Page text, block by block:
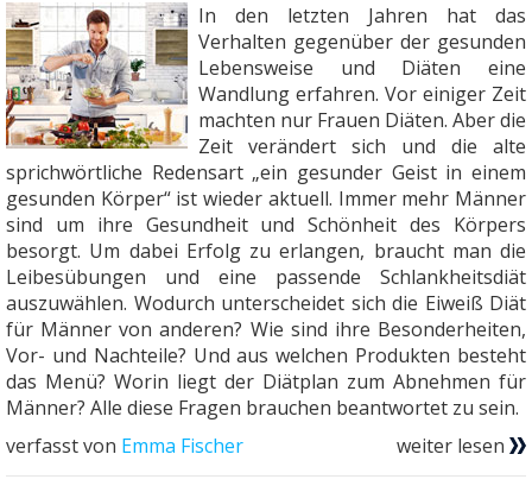
In den letzten Jahren hat das
Verhalten gegenüber der gesunden
Lebensweise und Diäten eine
Wandlung erfahren. Vor einiger Zeit
machten nur Frauen Diäten. Aber die
Zeit verändert sich und die alte
sprichwörtliche Redensart „ein gesunder Geist in einem
gesunden Körper“ ist wieder aktuell. Immer mehr Männer
sind um ihre Gesundheit und Schönheit des Körpers
besorgt. Um dabei Erfolg zu erlangen, braucht man die
Leibesübungen und eine passende Schlankheitsdiät
auszuwählen. Wodurch unterscheidet sich die Eiweiß Diät
für Männer von anderen? Wie sind ihre Besonderheiten,
Vor- und Nachteile? Und aus welchen Produkten besteht
das Menü? Worin liegt der Diätplan zum Abnehmen für
Männer? Alle diese Fragen brauchen beantwortet zu sein.
verfasst von Emma Fischer weiter lesen